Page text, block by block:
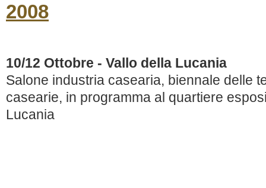
2008
10/12 Ottobre - Vallo della Lucania
Salone industria casearia, biennale delle
casearie, in programma al quartiere
Lucania